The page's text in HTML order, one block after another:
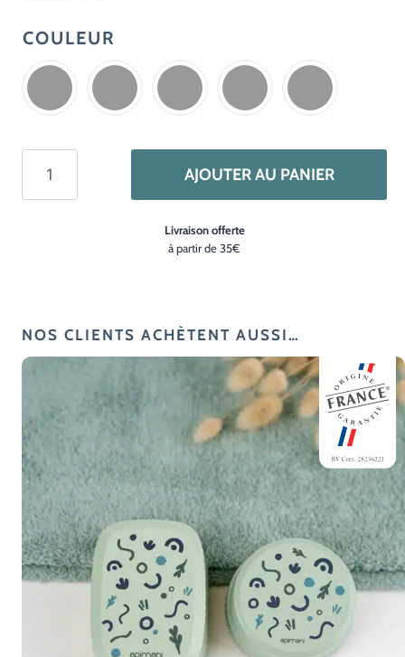
COULEUR
rasage
AJOUTER AU PANIER
Livraison offerte
à partir de 35€
NOS CLIENTS ACHÈTENT AUSSI…